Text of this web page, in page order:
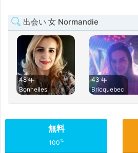
出会い 女 Normandie
48 年
Bonnelles
43 年
Bricquebec
無料
100%